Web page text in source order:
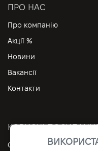
ПРО НАС
Про компанію
Акції %
Новини
Вакансії
Контакти
КОРИСНІ
Особистий кабінет